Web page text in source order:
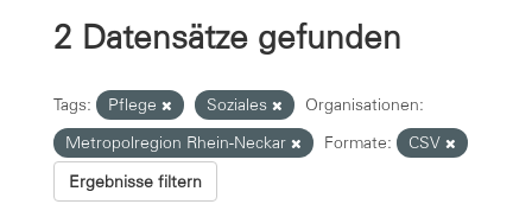
2 Datensätze gefunden
Tags: Pflege Soziales
Organisationen:
Metropolregion Rhein-Neckar
Formate:
CSV
Ergebnisse filtern